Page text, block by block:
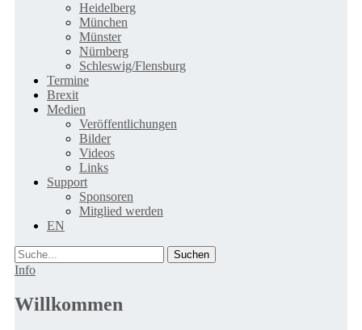
Heidelberg
München
Münster
Nürnberg
Schleswig/Flensburg
Termine
Brexit
Medien
Veröffentlichungen
Bilder
Videos
Links
Support
Sponsoren
Mitglied werden
EN
Suche
Info
Willkommen